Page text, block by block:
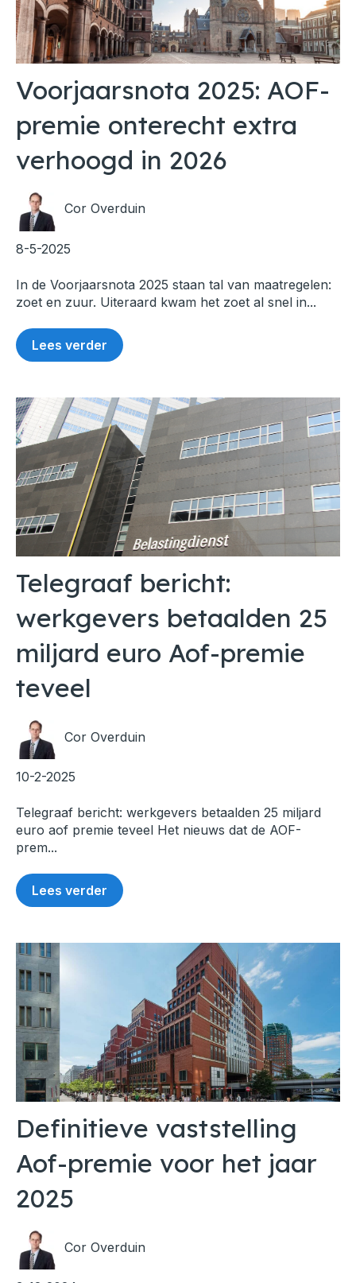
Voorjaarsnota 2025: AOF-
premie onterecht extra
verhoogd in 2026
Cor Overduin
8-5-2025
In de Voorjaarsnota 2025 staan tal van maatregelen:
zoet en zuur. Uiteraard kwam het zoet al snel in...
Lees verder
Telegraaf bericht:
werkgevers betaalden 25
miljard euro Aof-premie
teveel
Cor Overduin
10-2-2025
Telegraaf bericht: werkgevers betaalden 25 miljard
euro aof premie teveel Het nieuws dat de AOF-
prem...
Lees verder
Definitieve vaststelling
Aof-premie voor het jaar
2025
Cor Overduin